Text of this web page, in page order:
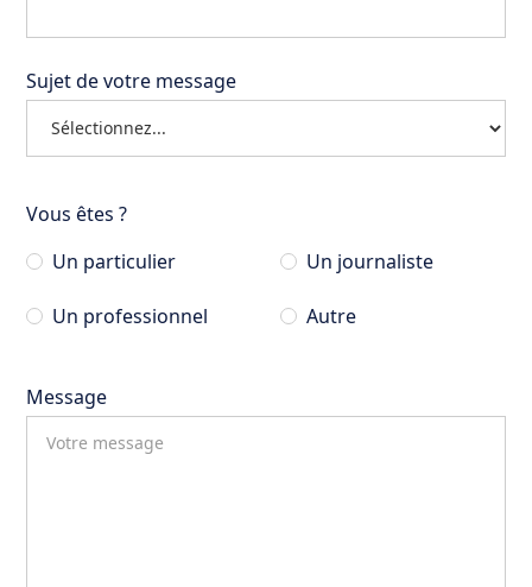
Sujet de votre message
Vous êtes ?
Un particulier
Un journaliste
Un professionnel Autre
Message